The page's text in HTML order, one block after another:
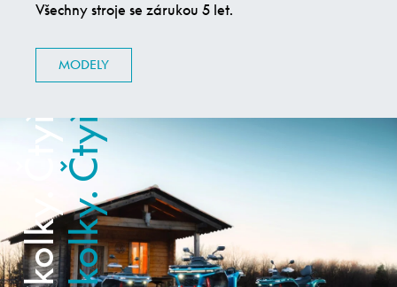
Všechny stroje se zárukou 5 let.
MODELY
Čtyřkolky. Čtyřkolky.Čtyřkolky. Čtyřkolky.